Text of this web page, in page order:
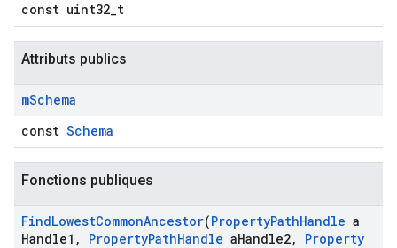
const uint32_t
Attributs publics
mSchema
const Schema
Fonctions publiques
FindLowestCommonAncestor(PropertyPathHandle a
Handle1 , PropertyPathHandle aHandle2,
Property